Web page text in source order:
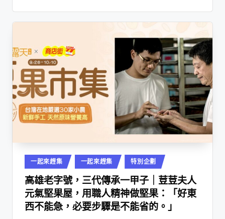
Posted
in
一起來趕集 一起來趕集 特別企劃
高雄老字號，三代傳承一甲子｜荳荳夫人
元氣堅果屋，用職人精神做堅果：「好東
西不能急，必要步驟是不能省的。」